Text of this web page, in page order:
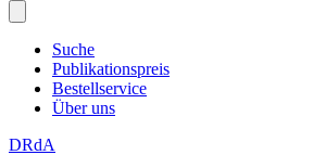
Suche
Publikationspreis
Bestellservice
Über uns
DRdA